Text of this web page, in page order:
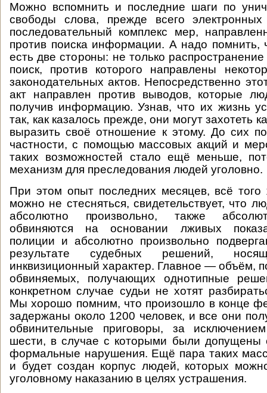
Можно вспомнить и последние шаги по
свободы слова, прежде всего
последовательный комплекс мер,
против поиска информации. А надо
есть две стороны: не только
поиск, против которого направлены
законодательных актов. Непосредственно
акт направлен против выводов, которые
получив информацию. Узнав, что их жизнь
так, как казалось прежде, они могут захотеть
выразить своё отношение к этому. До сих
частности, с помощью массовых акций и
таких возможностей стало ещё меньше,
механизм для преследования людей уголовно.
При этом опыт последних месяцев, всё того
можно не стесняться, свидетельствует, что
абсолютно произвольно, также
обвиняются на основании лживых
полиции и абсолютно произвольно
результате судебных решений,
инквизиционный характер. Главное — объём,
обвиняемых, получающих однотипные
конкретном случае судьи не хотят
Мы хорошо помним, что произошло в конце
задержаны около 1200 человек, и все они
обвинительные приговоры, за
шести, в случае с которыми были допущены
формальные нарушения. Ещё пара таких
и будет создан корпус людей, которых
уголовному наказанию в целях устрашения.